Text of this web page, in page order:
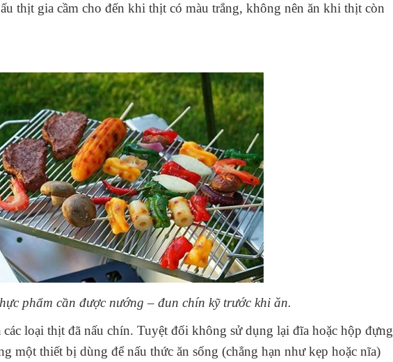
thịt gia cầm cho đến khi thịt có màu trắng, không nên ăn khi thịt còn
phẩm cần được nướng – đun chín kỹ trước khi ăn.
các loại thịt đã nấu chín. Tuyệt đối không sử dụng lại đĩa hoặc hộp đựng
một thiết bị dùng để nấu thức ăn sống (chẳng hạn như kẹp hoặc nĩa)